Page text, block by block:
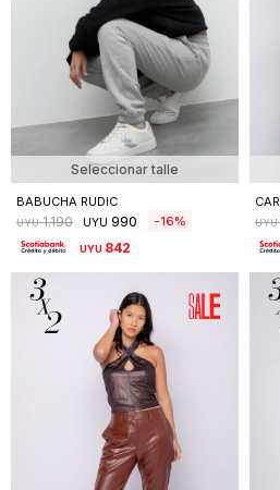
Seleccionar talle
BABUCHA RUDIC
UYU 1.190 UYU 990 16
UYU 842
UYU